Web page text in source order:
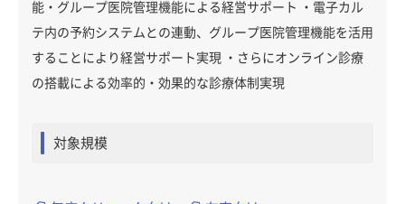
能・グループ医院管理機能による経営サポート ・電子カル
テ内の予約システムとの連動、グループ医院管理機能を活用
することにより経営サポート実現 ・さらにオンライン診療
の搭載による効率的・効果的な診療体制実現
対象規模